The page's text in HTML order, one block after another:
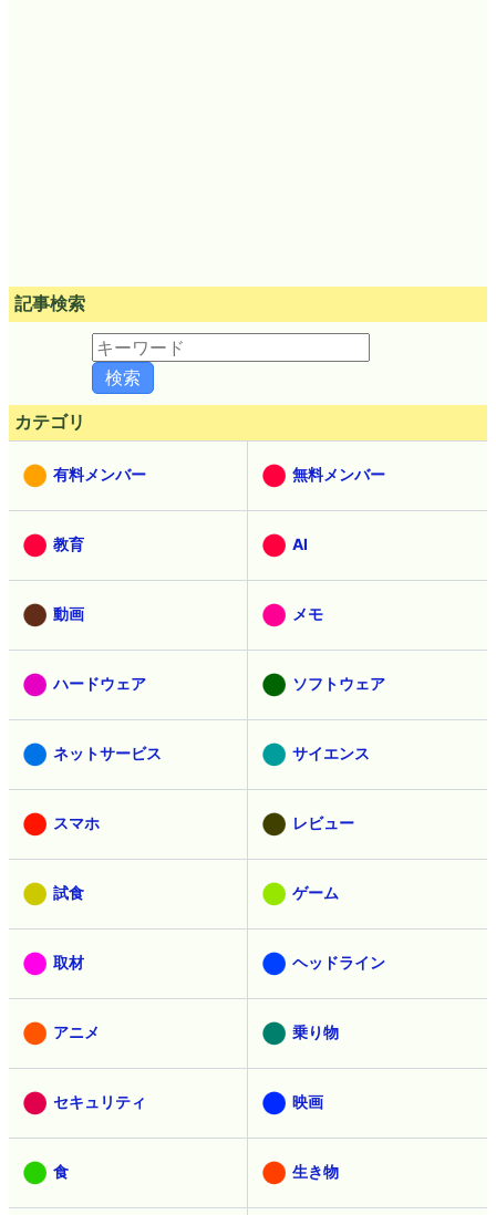
記事検索
カテゴリ
有料メンバー 無料メンバー
教育 AI
動画 メモ
ハードウェア ソフトウェア
ネットサービス サイエンス
スマホ レビュー
試食 ゲーム
取材 ヘッドライン
アニメ 乗り物
セキュリティ 映画
食 生き物